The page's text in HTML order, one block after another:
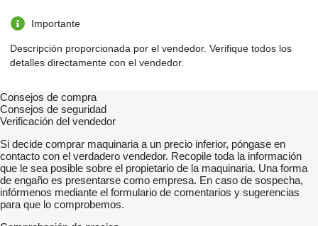
Importante
Descripción proporcionada por el vendedor. Verifique todos los
detalles directamente con el vendedor.
Consejos de compra
Consejos de seguridad
Verificación del vendedor
Si decide comprar maquinaria a un precio inferior, póngase en
contacto con el verdadero vendedor. Recopile toda la información
que le sea posible sobre el propietario de la maquinaria. Una forma
de engaño es presentarse como empresa. En caso de sospecha,
infórmenos mediante el formulario de comentarios y sugerencias
para que lo comprobemos.